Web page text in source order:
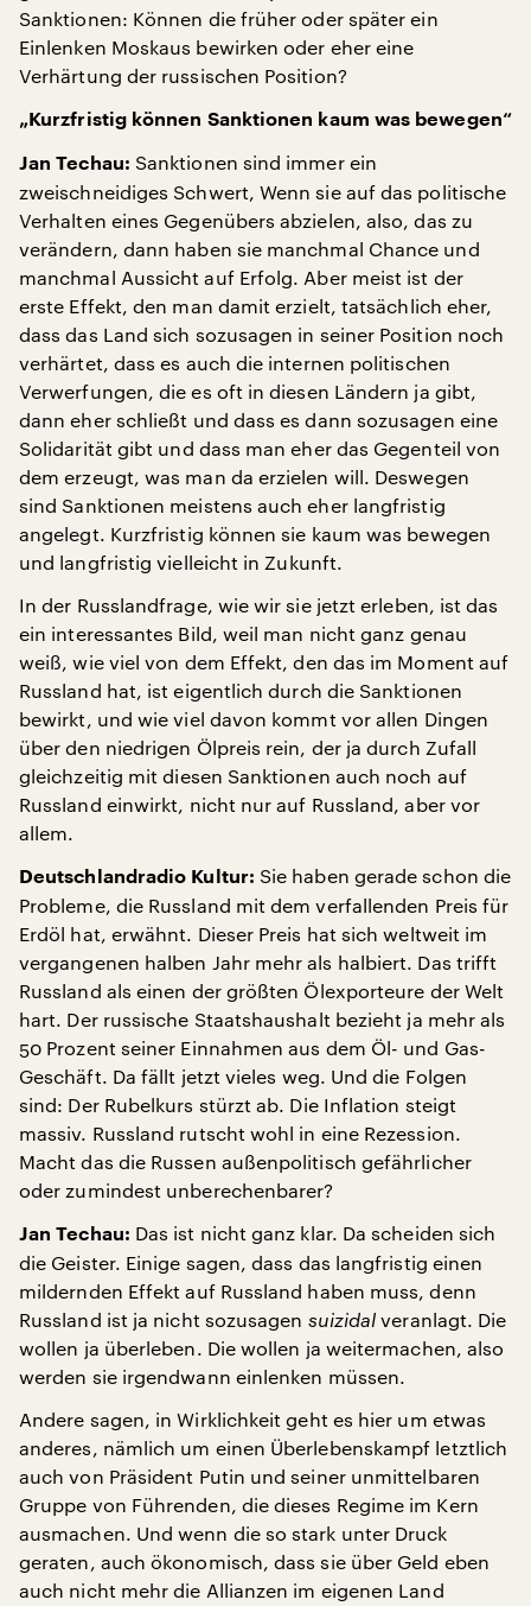
Sanktionen: Können die früher oder später ein
Einlenken Moskaus bewirken oder eher eine
Verhärtung der russischen Position?
„Kurzfristig können Sanktionen kaum was bewegen“
Jan Techau: Sanktionen sind immer ein
zweischneidiges Schwert, Wenn sie auf das politische
Verhalten eines Gegenübers abzielen, also, das zu
verändern, dann haben sie manchmal Chance und
manchmal Aussicht auf Erfolg. Aber meist ist der
erste Effekt, den man damit erzielt, tatsächlich eher,
dass das Land sich sozusagen in seiner Position noch
verhärtet, dass es auch die internen politischen
Verwerfungen, die es oft in diesen Ländern ja gibt,
dann eher schließt und dass es dann sozusagen eine
Solidarität gibt und dass man eher das Gegenteil von
dem erzeugt, was man da erzielen will. Deswegen
sind Sanktionen meistens auch eher langfristig
angelegt. Kurzfristig können sie kaum was bewegen
und langfristig vielleicht in Zukunft.
In der Russlandfrage, wie wir sie jetzt erleben, ist das
ein interessantes Bild, weil man nicht ganz genau
weiß, wie viel von dem Effekt, den das im Moment auf
Russland hat, ist eigentlich durch die Sanktionen
bewirkt, und wie viel davon kommt vor allen Dingen
über den niedrigen Ölpreis rein, der ja durch Zufall
gleichzeitig mit diesen Sanktionen auch noch auf
Russland einwirkt, nicht nur auf Russland, aber vor
allem.
Deutschlandradio Kultur: Sie haben gerade schon die
Probleme, die Russland mit dem verfallenden Preis für
Erdöl hat, erwähnt. Dieser Preis hat sich weltweit im
vergangenen halben Jahr mehr als halbiert. Das trifft
Russland als einen der größten Ölexporteure der Welt
hart. Der russische Staatshaushalt bezieht ja mehr als
50 Prozent seiner Einnahmen aus dem Öl- und Gas-
Geschäft. Da fällt jetzt vieles weg. Und die Folgen
sind: Der Rubelkurs stürzt ab. Die Inflation steigt
massiv. Russland rutscht wohl in eine Rezession.
Macht das die Russen außenpolitisch gefährlicher
oder zumindest unberechenbarer?
Jan Techau: Das ist nicht ganz klar. Da scheiden sich
die Geister. Einige sagen, dass das langfristig einen
mildernden Effekt auf Russland haben muss, denn
Russland ist ja nicht sozusagen suizidalveranlagt. Die
wollen ja überleben. Die wollen ja weitermachen, also
werden sie irgendwann einlenken müssen.
Andere sagen, in Wirklichkeit geht es hier um etwas
anderes, nämlich um einen Überlebenskampf letztlich
auch von Präsident Putin und seiner unmittelbaren
Gruppe von Führenden, die dieses Regime im Kern
ausmachen. Und wenn die so stark unter Druck
geraten, auch ökonomisch, dass sie über Geld eben
auch nicht mehr die Allianzen im eigenen Land